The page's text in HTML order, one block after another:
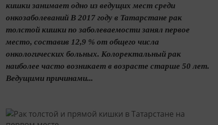
кишки занимает одно из ведущих мест среди
онкозаболеваний В 2017 году в Татарстане рак
толстой кишки по заболеваемости занял первое
место, составив 12,9 % от общего числа
онкологических больных. Колоректальный рак
наиболее часто возникает в возрасте старше 50 лет.
Ведущими причинами...